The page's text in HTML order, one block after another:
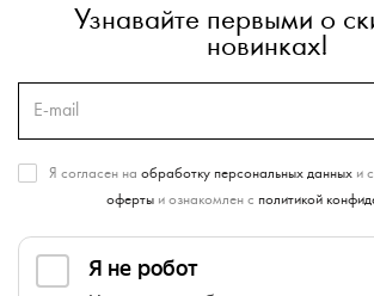
Узнавайте первыми о
новинках!
Я согласен на обработку персональных данныхи с
офертыи ознакомлен с политикой